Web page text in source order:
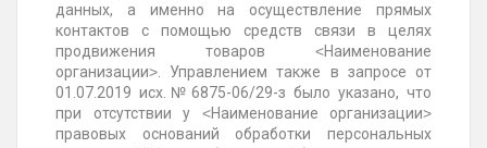
данных, а именно на осуществление прямых
контактов с помощью средств связи в целях
продвижения товаров ˂Наименование
организации˃. Управлением также в запросе от
01.07.2019 исх.№6875-06/29-з было указано, что
при отсутствии у ˂Наименование организации˃
правовых оснований обработки персональных